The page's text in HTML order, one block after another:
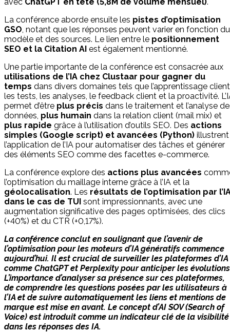
La conférence aborde ensuite les pistes d’optimisation
GSO, notant que les réponses peuvent varier en fonction du
modèle et des sources. Le lien entre le positionnement
SEO et la Citation AI est également mentionné.
Une partie importante de la conférence est consacrée aux
utilisations de l’IA chez Clustaar pour gagner du
temps dans divers domaines tels que l’apprentissage
les tests, les analyses, le feedback client et la proactivité.
permet d’être plus précis dans le traitement et l’analyse
données, plus humain dans la relation client (mail mix) et
plus rapide grâce à l’utilisation d’outils SEO. Des actions
simples (Google script) et avancées (Python) illustrent
l’application de l’IA pour automatiser des tâches et générer
des éléments SEO comme des facettes e-commerce.
La conférence explore des actions plus avancées
l’optimisation du maillage interne grâce à l’IA et la
géolocalisation. Les résultats de l’optimisation par
dans le cas de TUI sont impressionnants, avec une
augmentation significative des pages optimisées, des clics
(+40%) et du CTR (+0,17%).
La conférence conclut en soulignant que l’avenir de
l’optimisation pour les moteurs d’IA génératifs commence
aujourd’hui. Il est crucial de surveiller les plateformes d’IA
comme ChatGPT et Perplexity pour anticiper les
L’importance d’analyser sa présence sur ces plateformes,
de comprendre les questions posées par les utilisateurs à
l’IA et de suivre automatiquement les liens et mentions de
marque est mise en avant. Le concept d’AI SOV (Search of
Voice) est introduit comme un indicateur clé de la visibilité
dans les réponses des IA.